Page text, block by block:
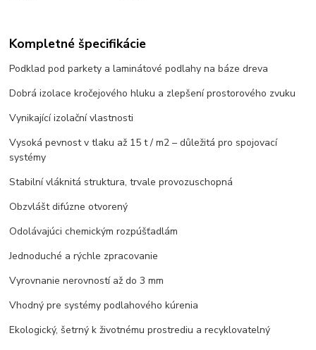
Kompletné špecifikácie
Podklad pod parkety a laminátové podlahy na báze dreva
Dobrá izolace kročejového hluku a zlepšení prostorového zvuku
Vynikající izolační vlastnosti
Vysoká pevnost v tlaku až 15 t / m2 – důležitá pro spojovací
systémy
Stabilní vláknitá struktura, trvale provozuschopná
Obzvlášt difúzne otvorený
Odolávajúci chemickým rozpúšťadlám
Jednoduché a rýchle zpracovanie
Vyrovnanie nerovností až do 3 mm
Vhodný pre systémy podlahového kúrenia
Ekologický, šetrný k životnému prostrediu a recyklovatelný